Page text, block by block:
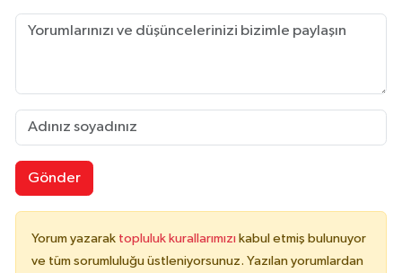
Gönder
Yorum yazarak topluluk kurallarımızı kabul etmiş bulunuyor
ve tüm sorumluluğu üstleniyorsunuz. Yazılan yorumlardan